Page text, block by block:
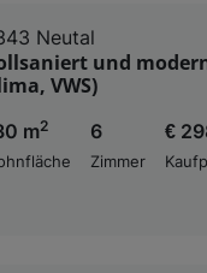
Neutal
und
VWS)
m2
6
Zimmer
€